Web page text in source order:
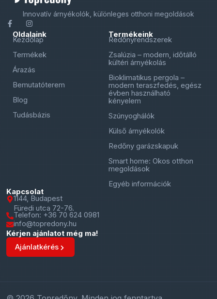
Innovatív árnyékolók, különleges otthoni megoldások
Oldalaink
Kezdőlap
Termékek
Árazás
Bemutatóterem
Blog
Tudásbázis
Termékeink
Redőnyrendszerek
Zsalúzia – modern, időtálló
kültéri árnyékolás
Bioklimatikus pergola –
modern teraszfedés, egész
évben használható
kényelem
Szúnyoghálók
Külső árnyékolók
Redőny garázskapuk
Smart home: Okos otthon
megoldások
Egyéb információk
Kapcsolat
1144, Budapest
Füredi utca 72-76.
Telefon: +36 70 624 0981
info@topredony.hu
Kérjen ajánlatot még ma!
Ajánlatkérés